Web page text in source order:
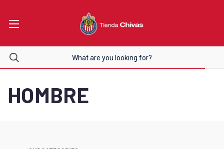
HOMBRE